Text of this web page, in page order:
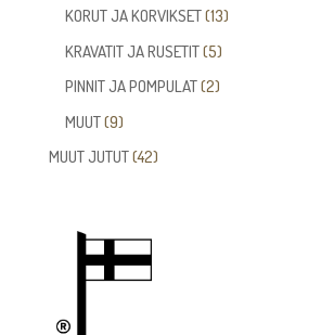
tuotetta
KORUT JA KORVIKSET 1313
KRAVATIT JA RUSETIT 55
tuotetta
PINNIT JA POMPULAT 22
MUUT 99
tuotetta
MUUT JUTUT 4242